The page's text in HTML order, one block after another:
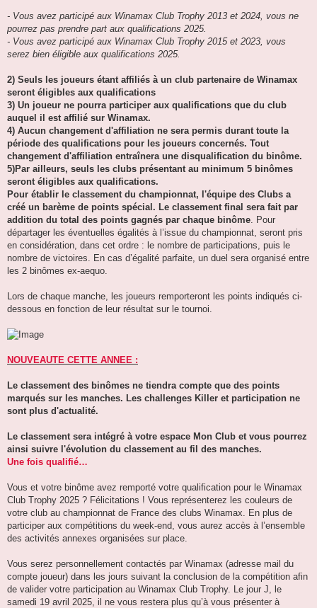
- Vous avez participé aux Winamax Club Trophy 2013 et 2024, vous ne
pourrez pas prendre part aux qualifications 2025.
- Vous avez participé aux Winamax Club Trophy 2015 et 2023, vous
serez bien éligible aux qualifications 2025.
2) Seuls les joueurs étant affiliés à un club partenaire de Winamax
seront éligibles aux qualifications
3) Un joueur ne pourra participer aux qualifications que du club
auquel il est affilié sur Winamax.
4) Aucun changement d'affiliation ne sera permis durant toute la
période des qualifications pour les joueurs concernés. Tout
changement d'affiliation entraînera une disqualification du binôme.
5)Par ailleurs, seuls les clubs présentant au minimum 5 binômes
seront éligibles aux qualifications.
Pour établir le classement du championnat, l'équipe des Clubs a
créé un barème de points spécial. Le classement final sera fait par
addition du total des points gagnés par chaque binôme . Pour
départager les éventuelles égalités à l’issue du championnat, seront pris
en considération, dans cet ordre : le nombre de participations, puis le
nombre de victoires. En cas d’égalité parfaite, un duel sera organisé entre
les 2 binômes ex-aequo.
Lors de chaque manche, les joueurs remporteront les points indiqués ci-
dessous en fonction de leur résultat sur le tournoi.
NOUVEAUTE CETTE ANNEE :
Le classement des binômes ne tiendra compte que des points
marqués sur les manches. Les challenges Killer et participation ne
sont plus d'actualité.
Le classement sera intégré à votre espace Mon Club et vous pourrez
ainsi suivre l'évolution du classement au fil des manches.
Une fois qualifié…
Vous et votre binôme avez remporté votre qualification pour le Winamax
Club Trophy 2025 ? Félicitations ! Vous représenterez les couleurs de
votre club au championnat de France des clubs Winamax. En plus de
participer aux compétitions du week-end, vous aurez accès à l’ensemble
des activités annexes organisées sur place.
Vous serez personnellement contactés par Winamax (adresse mail du
compte joueur) dans les jours suivant la conclusion de la compétition afin
de valider votre participation au Winamax Club Trophy. Le jour J, le
samedi 19 avril 2025, il ne vous restera plus qu’à vous présenter à